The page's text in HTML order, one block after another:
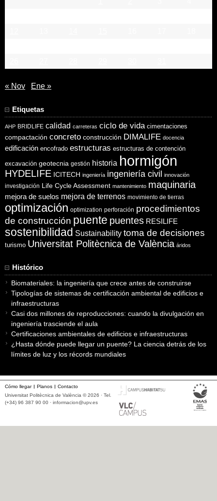
« Nov Ene »
Etiquetas
AHP BRIDLIFE calidad carreteras ciclo de vida cimentaciones
compactación concreto construcción DIMALIFE docencia
edificación encofrado estructuras estructuras de contención
excavación geotecnia gestión historia hormigón
HYDELIFE ICITECH ingeniería ingeniería civil innovación
investigación Life Cycle Assessment mantenimiento maquinaria
mejora de suelos mejora de terrenos movimiento de tierras
optimización optimization perforación procedimientos
de construcción puente puentes RESILIFE
sostenibilidad Sustainability toma de decisiones
turismo Universitat Politècnica de València áridos
Histórico
Biomateriales: la ingeniería que crece antes de construirse
Tipologías de sistemas de certificación ambiental de edificios e
infraestructuras
Casi dos millones de reproducciones: cuando la divulgación en
ingeniería trasciende el aula
Certificaciones ambientales de edificios e infraestructuras
¿Hasta dónde puede llegar un puente? La ciencia detrás de los
límites de luz y los récords mundiales
Cómo llegar Planos
Contacto
Universitat Politècnica de València © 2026 · Tel.
(+34) 96 387 90 00 · informacion@upv.es